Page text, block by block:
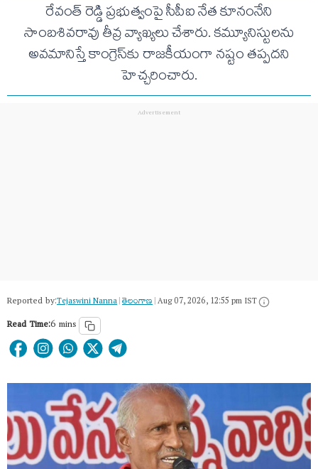
రేవంత్ రెడ్డి ప్రభుత్వంపై సీపీఐ నేత కూనంనేని
సాంబశివరావు తీవ్ర వ్యాఖ్యలు చేశారు. కమ్యూనిస్టులను
అవమానిస్తే కాంగ్రెస్‌కు రాజకీయంగా నష్టం తప్పదని
హెచ్చరించారు.
Reported by:Tejaswini Nanna|తెలంగాణ‌|Aug 07, 2026, 12:55 pm IST
Read Time:6 mins